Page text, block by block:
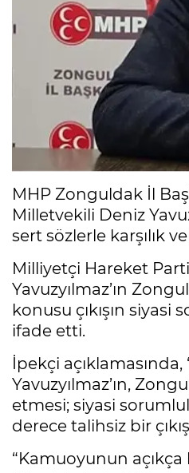
MHP Zonguldak İl
Milletvekili Deniz
sert sözlerle karşılık
Milliyetçi Hareket
Yavuzyılmaz’ın
konusu çıkışın
ifade etti.
İpekçi
Yavuzyılmaz’ın,
etmesi; siyasi
derece talihsiz bir
“Kamuoyunun